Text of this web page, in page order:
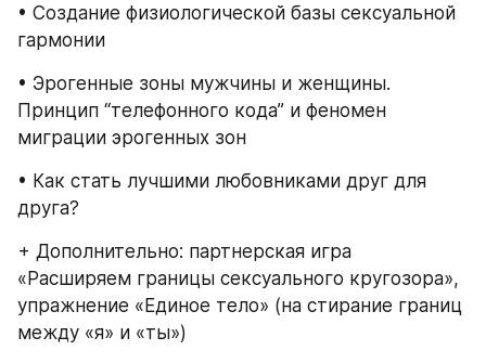
• Создание физиологической базы сексуальной
гармонии
• Эрогенные зоны мужчины и женщины.
Принцип “телефонного кода” и феномен
миграции эрогенных зон
• Как стать лучшими любовниками друг для
друга?
+ Дополнительно: партнерская игра
«Расширяем границы сексуального кругозора»,
упражнение «Единое тело» (на стирание границ
между «я» и «ты»)